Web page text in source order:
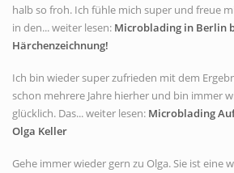
halb so froh. Ich fühle mich super und freue
in den... weiter lesen: Microblading in Berlin
Härchenzeichnung!
Ich bin wieder super zufrieden mit dem
schon mehrere Jahre hierher und bin immer
glücklich. Das... weiter lesen: Microblading
Olga Keller
Gehe immer wieder gern zu Olga. Sie ist eine